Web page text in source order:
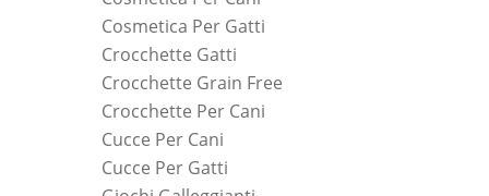
Cosmetica Per Gatti
Crocchette Gatti
Crocchette Grain Free
Crocchette Per Cani
Cucce Per Cani
Cucce Per Gatti